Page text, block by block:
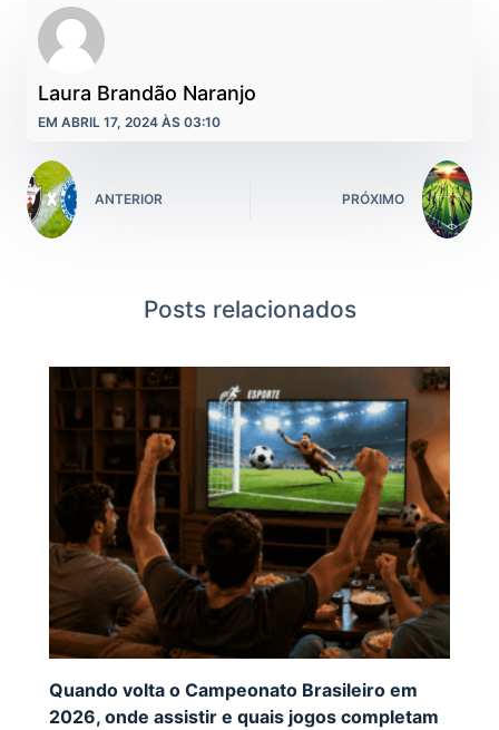
Laura Brandão Naranjo
EM ABRIL 17, 2024 ÀS 03:10
ANTERIOR PRÓXIMO
Posts relacionados
Quando volta o Campeonato Brasileiro em
2026, onde assistir e quais jogos completam